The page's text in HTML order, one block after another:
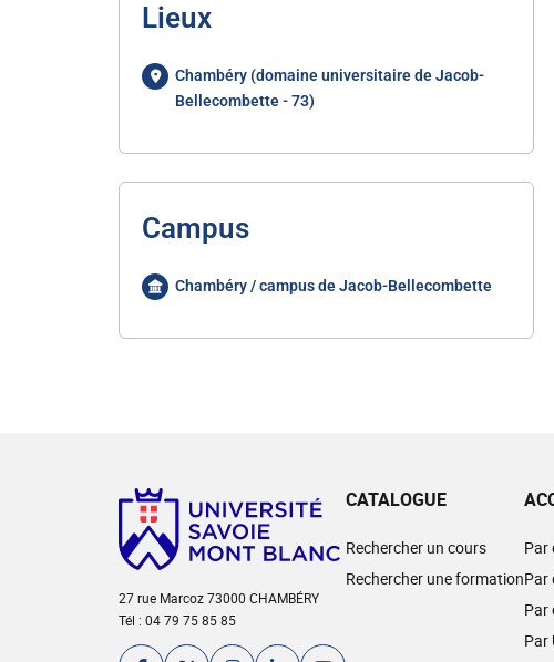
Lieux
Chambéry (domaine universitaire de Jacob-
Bellecombette - 73)
Campus
Chambéry / campus de Jacob-Bellecombette
27 rue Marcoz 73000 CHAMBÉRY
Tél : 04 79 75 85 85
CATALOGUE
Rechercher un cours
Rechercher une formation
Par
Par
Par
Par